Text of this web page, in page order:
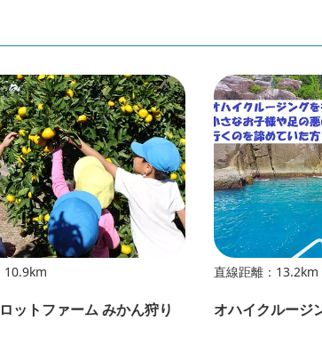
10.9km
ットファーム みかん狩り
直線距離：13.2km
オハイクルージ